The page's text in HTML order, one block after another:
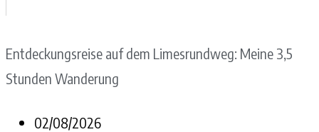
Entdeckungsreise auf dem Limesrundweg: Meine 3,5
Stunden Wanderung
02/08/2026